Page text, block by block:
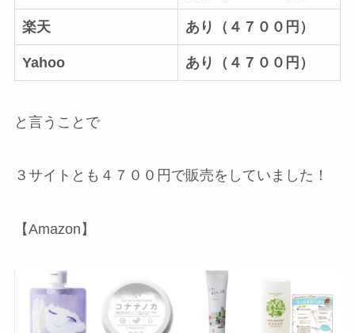
楽天 あり（４７００円）
Yahoo あり（４７００円）
と言うことで
３サイトとも４７００円で販売をしていました！
【Amazon】